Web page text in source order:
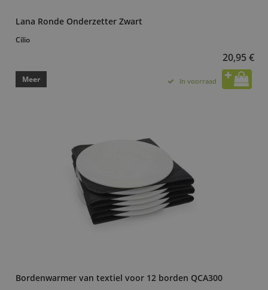
Lana Ronde Onderzetter Zwart
Cilio
20,95 €
Meer In voorraad
Bordenwarmer van textiel voor 12 borden QCA300